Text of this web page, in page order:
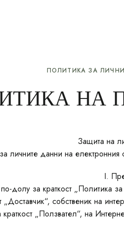
ПОЛИТИКА ЗА
НА
Защита на
личните данни на
I.
долу за краткост „Политика
собственик на
„Ползвател“, на